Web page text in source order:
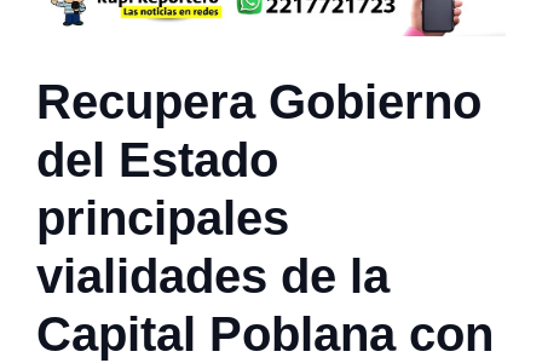
Recupera Gobierno
del Estado
principales
vialidades de la
Capital Poblana con